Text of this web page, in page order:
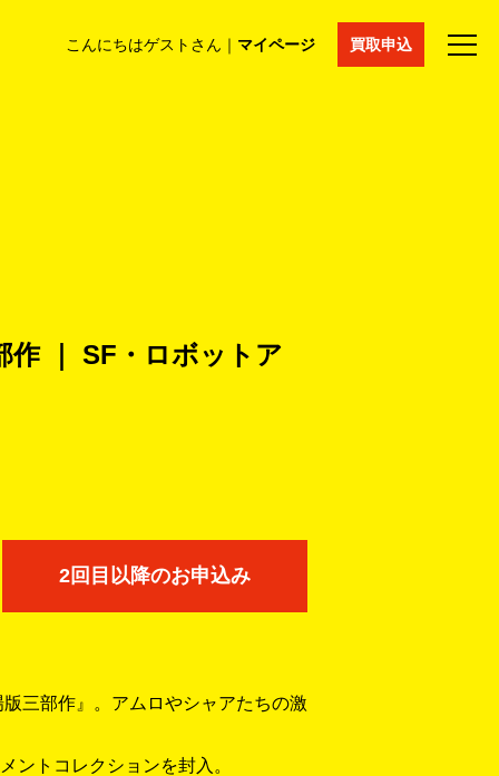
こんにちはゲストさん｜ マイページ 買取申込
コラム マイページ 採用情報 通販サイト
作 ｜ SF・ロボットア
2回目以降のお申込み
三部作』。アムロやシャアたちの激
ントコレクションを封入。